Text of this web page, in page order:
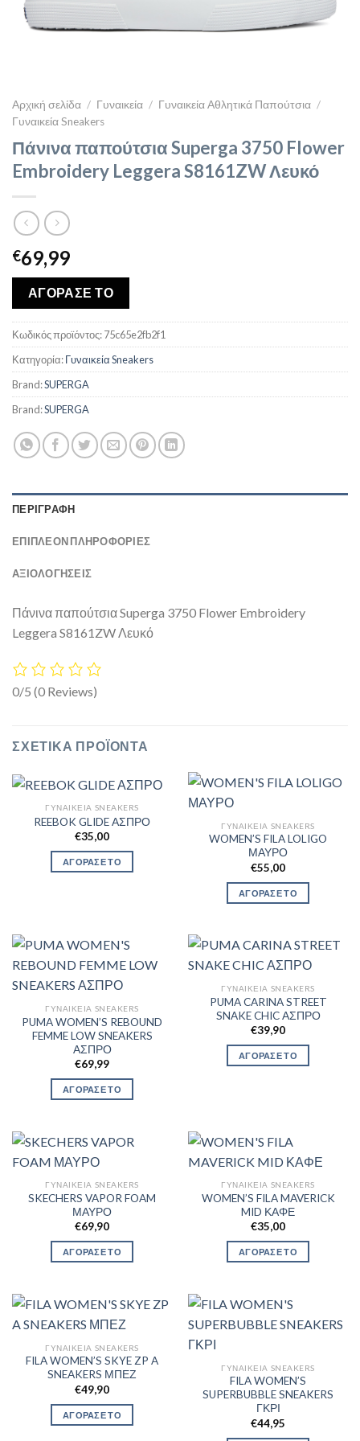
Αρχική σελίδα / Γυναικεία / Γυναικεία Αθλητικά Παπούτσια /
Γυναικεία Sneakers
Πάνινα παπούτσια Superga 3750 Flower
Embroidery Leggera S8161ZW Λευκό
€69,99
ΑΓΟΡΑΣΕ ΤΟ
Κωδικός προϊόντος:75c65e2fb2f1
Κατηγορία:Γυναικεία Sneakers
Brand:SUPERGA
Brand:SUPERGA
ΠΕΡΙΓΡΑΦΉ
ΕΠΙΠΛΈΟΝ ΠΛΗΡΟΦΟΡΊΕΣ
ΑΞΙΟΛΟΓΗΣΕΙΣ
Πάνινα παπούτσια Superga 3750 Flower Embroidery
Leggera S8161ZW Λευκό
0/5 (0 Reviews)
ΣΧΕΤΙΚΆ ΠΡΟΪΌΝΤΑ
ΓΥΝΑΙΚΕΊΑ SNEAKERS
REEBOK GLIDE ΑΣΠΡΟ
€35,00
ΑΓΟΡΑΣΕ ΤΟ
ΓΥΝΑΙΚΕΊΑ SNEAKERS
WOMEN’S FILA LOLIGO
ΜΑΥΡΟ
€55,00
ΑΓΟΡΑΣΕ ΤΟ
ΓΥΝΑΙΚΕΊΑ SNEAKERS
PUMA WOMEN’S REBOUND
FEMME LOW SNEAKERS
ΑΣΠΡΟ
€69,99
ΑΓΟΡΑΣΕ ΤΟ
ΓΥΝΑΙΚΕΊΑ SNEAKERS
PUMA CARINA STREET
SNAKE CHIC ΑΣΠΡΟ
€39,90
ΑΓΟΡΑΣΕ ΤΟ
ΓΥΝΑΙΚΕΊΑ SNEAKERS
SKECHERS VAPOR FOAM
ΜΑΥΡΟ
€69,90
ΑΓΟΡΑΣΕ ΤΟ
ΓΥΝΑΙΚΕΊΑ SNEAKERS
WOMEN’S FILA MAVERICK
MID ΚΑΦΕ
€35,00
ΑΓΟΡΑΣΕ ΤΟ
ΓΥΝΑΙΚΕΊΑ SNEAKERS
FILA WOMEN’S SKYE ZP A
SNEAKERS ΜΠΕΖ
€49,90
ΑΓΟΡΑΣΕ ΤΟ
ΓΥΝΑΙΚΕΊΑ SNEAKERS
FILA WOMEN’S
SUPERBUBBLE SNEAKERS
ΓΚΡΙ
€44,95